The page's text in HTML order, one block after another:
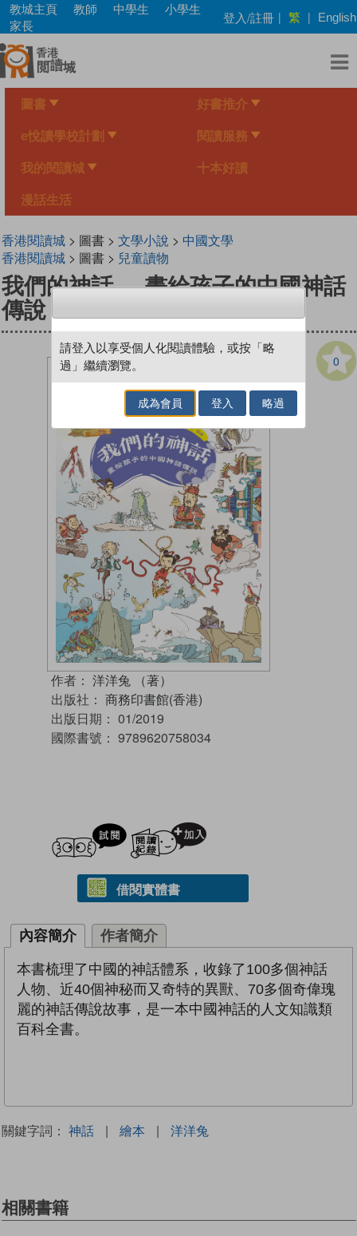
Skip
main
content
教城主頁 教師 中學生
小學生
家長
登入/註冊 | 繁 | English
圖書 好書推介
e悅讀學校計劃 閱讀服務
我的閱讀城 十本好讀
漫話生活
香港閱讀城> 圖書 > 文學小說 > 中國文學
香港閱讀城> 圖書 > 兒童讀物
我們的神話──畫給孩子的中國神話
傳說
0
作者： 洋洋兔 （著）
出版社： 商務印書館(香港)
出版日期： 01/2019
國際書號： 9789620758034
試閲
借閱實體書
內容簡介 作者簡介
本書梳理了中國的神話體系，收錄了100多個神話
人物、近40個神秘而又奇特的異獸、70多個奇偉瑰
麗的神話傳說故事，是一本中國神話的人文知識類
百科全書。
關鍵字詞： 神話 | 繪本 | 洋洋兔
相關書籍
請登入以享受個人化閱讀體驗，或按「略
過」繼續瀏覽。
成為會員 登入 略過